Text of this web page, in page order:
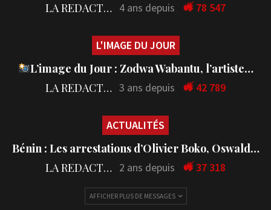
LA REDACTION 4 ans depuis 78 547
L'IMAGE DU JOUR
L’image du Jour : Zodwa Wabantu, l’artiste…
LA REDACTION 3 ans depuis 42 789
ACTUALITÉS
Bénin : Les arrestations d’Olivier Boko, Oswald…
LA REDACTION 2 ans depuis 37 318
AFFICHER PLUS DE MESSAGES